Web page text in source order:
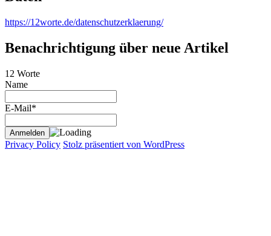
https://12worte.de/datenschutzerklaerung/
Benachrichtigung über neue Artikel
12 Worte
Name
E-Mail*
Privacy Policy Stolz präsentiert von WordPress